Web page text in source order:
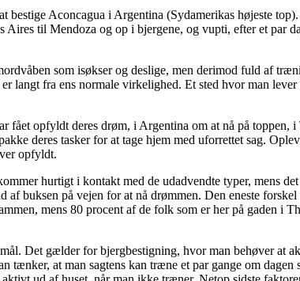
Aconcagua i Argentina (Sydamerikas højeste
til Mendoza og op i bjergene, og vupti, efter et par
som isøkser og deslige, men derimod fuld af
langt fra ens normale virkelighed. Et sted hvor man
opfyldt deres drøm, i Argentina om at nå på toppen,
deres tasker for at tage hjem med uforrettet sag.
opfyldt.
hurtigt i kontakt med de udadvendte typer, mens
buksen på vejen for at nå drømmen. Den eneste
mens 80 procent af de folk som er her på gaden i
Det gælder for bjergbestigning, hvor man behøver at
at man sagtens kan træne et par gange om dagen